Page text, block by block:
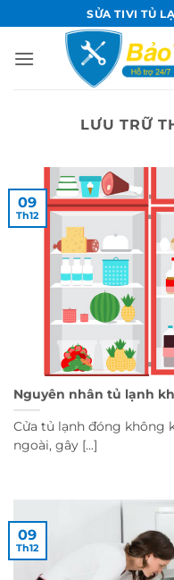
qua
nội
SỬA TIVI TỦ
LƯU TRỮ
Nguyên nhân tủ lạnh
Cửa tủ lạnh đóng không
ngoài, gây [...]
09
Th12
09
Th12